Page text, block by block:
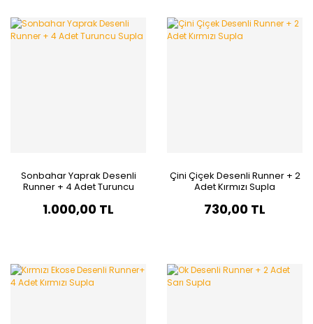
Sonbahar Yaprak Desenli
Runner + 4 Adet Turuncu
1.000,00 TL
Çini Çiçek Desenli Runner + 2
Adet Kırmızı Supla
730,00 TL